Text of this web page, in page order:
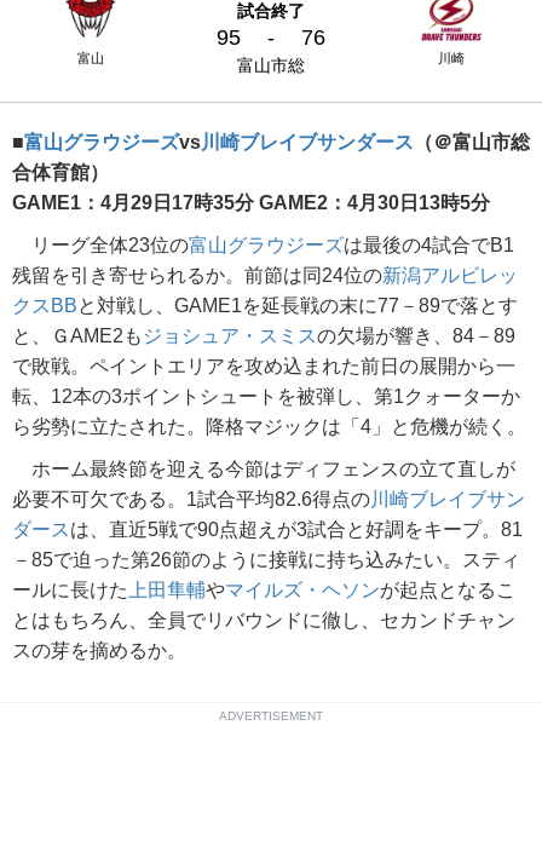
富山
試合終了
95 - 76
富山市総 川崎
■富山グラウジーズvs川崎ブレイブサンダース （＠富山市総
合体育館）
GAME1：4月29日17時35分 GAME2：4月30日13時5分
リーグ全体23位の富山グラウジーズは最後の4試合でB1
残留を引き寄せられるか。前節は同24位の新潟アルビレッ
クスBBと対戦し、GAME1を延長戦の末に77－89で落とす
と、ＧAME2も ジョシュア・スミスの欠場が響き、84－89
で敗戦。ペイントエリアを攻め込まれた前日の展開から一
転、12本の3ポイントシュートを被弾し、第1クォーターか
ら劣勢に立たされた。降格マジックは「4」と危機が続く。
ホーム最終節を迎える今節はディフェンスの立て直しが
必要不可欠である。1試合平均82.6得点の川崎ブレイブサン
ダースは、直近5戦で90点超えが3試合と好調をキープ。81
－85で迫った第26節のように接戦に持ち込みたい。スティ
ールに長けた 上田隼輔やマイルズ・ヘソンが起点となるこ
とはもちろん、全員でリバウンドに徹し、セカンドチャン
スの芽を摘めるか。
ADVERTISEMENT